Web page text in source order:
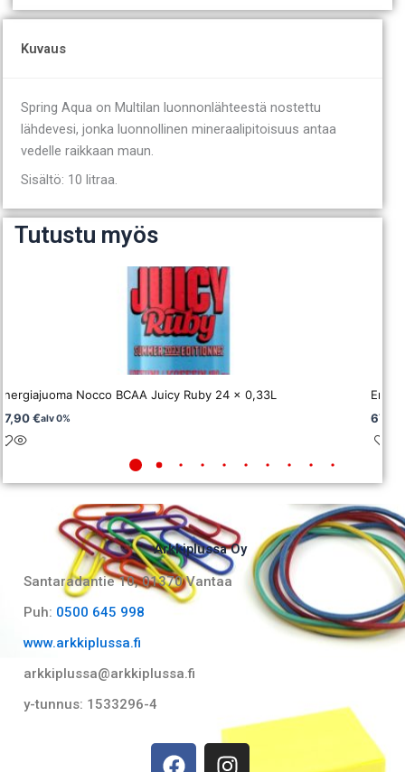
Kuvaus
Spring Aqua on Multilan luonnonlähteestä nostettu
lähdevesi, jonka luonnollinen mineraalipitoisuus antaa
vedelle raikkaan maun.
Sisältö: 10 litraa.
Tutustu myös
Nocco BCAA Juicy Ruby 24 x 0,33L
€alv 0%
Arkkiplussa Oy
Santaradantie 10, 01370 Vantaa​
Puh: 0500 645 998
www.arkkiplussa.fi
arkkiplussa@arkkiplussa.fi
y-tunnus: 1533296-4
F
I